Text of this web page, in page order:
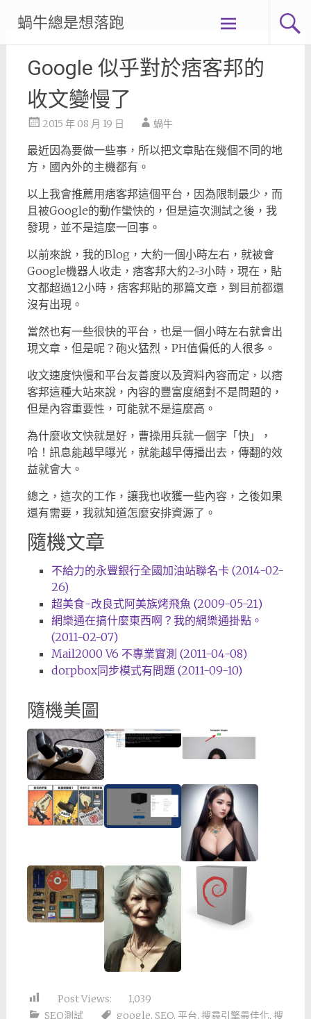
content
蝸牛總是想落跑
Google 似乎對於痞客邦的
收文變慢了
2015 年 08 月 19 日 蝸牛
最近因為要做一些事，所以把文章貼在幾個不同的地
方，國內外的主機都有。
以上我會推薦用痞客邦這個平台，因為限制最少，而
且被Google的動作蠻快的，但是這次測試之後，我
發現，並不是這麼一回事。
以前來說，我的Blog，大約一個小時左右，就被會
Google機器人收走，痞客邦大約2~3小時，現在，貼
文都超過12小時，痞客邦貼的那篇文章，到目前都還
沒有出現。
當然也有一些很快的平台，也是一個小時左右就會出
現文章，但是呢？砲火猛烈，PH值偏低的人很多。
收文速度快慢和平台友善度以及資料內容而定，以痞
客邦這種大站來說，內容的豐富度絕對不是問題的，
但是內容重要性，可能就不是這麼高。
為什麼收文快就是好，曹操用兵就一個字「快」，
哈！訊息能越早曝光，就能越早傳播出去，傳翻的效
益就會大。
總之，這次的工作，讓我也收獲一些內容，之後如果
還有需要，我就知道怎麼安排資源了。
隨機文章
不給力的永豐銀行全國加油站聯名卡 (2014-02-
26)
超美食-改良式阿美族烤飛魚 (2009-05-21)
網樂通在搞什麼東西啊？我的網樂通掛點。
(2011-02-07)
Mail2000 V6 不專業實測 (2011-04-08)
dorpbox同步模式有問題 (2011-09-10)
隨機美圖
Post Views:
1,039
SEO測試
google, SEO, 平台, 搜尋引擎最佳化, 搜